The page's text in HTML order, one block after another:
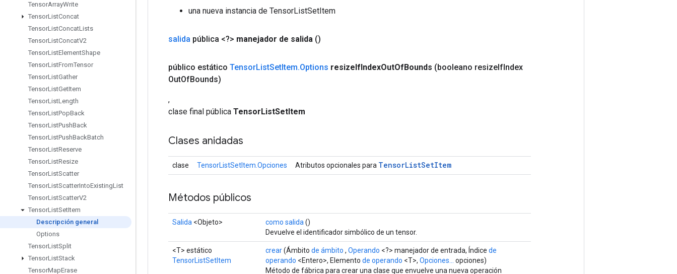
TensorArrayWrite
TensorListConcat
TensorListConcatLists
TensorListConcatV2
TensorListElementShape
TensorListFromTensor
TensorListGather
TensorListGetItem
TensorListLength
TensorListPopBack
TensorListPushBack
TensorListPushBackBatch
TensorListReserve
TensorListResize
TensorListScatter
TensorListScatterIntoExistingList
TensorListScatterV2
TensorListSetItem
Descripción general
Options
TensorListSplit
TensorListStack
TensorMapErase
una nueva instancia de TensorListSetItem
salida pública <?> manejador de salida ()
público estático TensorListSetItem.Options resizeIfIndexOutOfBounds (booleano resizeIfIndex
OutOfBounds)
,
clase final pública TensorListSetItem
Clases anidadas
clase TensorListSetItem.Opciones Atributos opcionales para TensorListSetItem
Métodos públicos
Salida <Objeto> como salida ()
Devuelve el identificador simbólico de un tensor.
<T> estático
TensorListSetItem
crear(Ámbito de ámbito , Operando <?> manejador de entrada, Índice de
operando <Entero>, Elemento de operando <T>, Opciones...
opciones)
Método de fábrica para crear una clase que envuelve una nueva operación